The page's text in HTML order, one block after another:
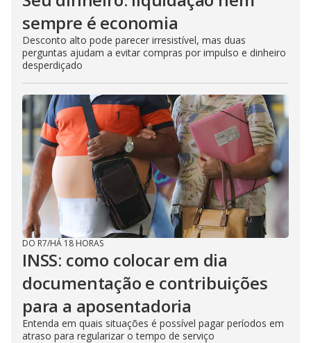
sempre é economia
Desconto alto pode parecer irresistível, mas duas
perguntas ajudam a evitar compras por impulso e dinheiro
desperdiçado
DO R7/HÁ 18 HORAS
INSS: como colocar em dia
documentação e contribuições
para a aposentadoria
Entenda em quais situações é possível pagar períodos em
atraso para regularizar o tempo de serviço